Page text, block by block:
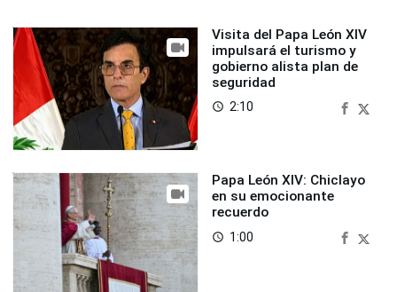
Visita del Papa León XIV
impulsará el turismo y
gobierno alista plan de
seguridad
access_time 2:10
Papa León XIV: Chiclayo
en su emocionante
recuerdo
access_time 1:00